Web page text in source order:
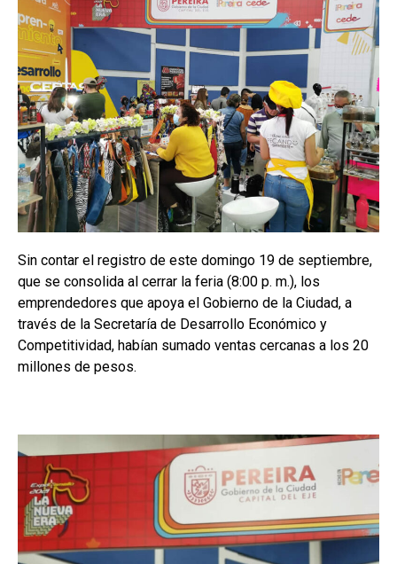
Sin contar el registro de este domingo 19 de septiembre,
que se consolida al cerrar la feria (8:00 p. m.), los
emprendedores que apoya el Gobierno de la Ciudad, a
través de la Secretaría de Desarrollo Económico y
Competitividad, habían sumado ventas cercanas a los 20
millones de pesos.